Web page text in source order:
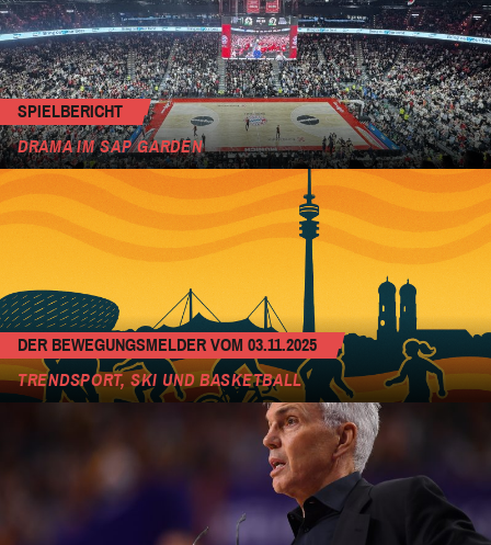
SPIELBERICHT
DRAMA IM SAP GARDEN
DER BEWEGUNGSMELDER VOM 03.11.2025
TRENDSPORT, SKI UND BASKETBALL